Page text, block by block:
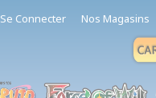
Se Connecter Nos Magasins